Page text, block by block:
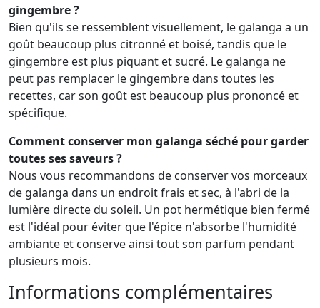
gingembre ?
Bien qu'ils se ressemblent visuellement, le galanga a un
goût beaucoup plus citronné et boisé, tandis que le
gingembre est plus piquant et sucré. Le galanga ne
peut pas remplacer le gingembre dans toutes les
recettes, car son goût est beaucoup plus prononcé et
spécifique.
Comment conserver mon galanga séché pour garder
toutes ses saveurs ?
Nous vous recommandons de conserver vos morceaux
de galanga dans un endroit frais et sec, à l'abri de la
lumière directe du soleil. Un pot hermétique bien fermé
est l'idéal pour éviter que l'épice n'absorbe l'humidité
ambiante et conserve ainsi tout son parfum pendant
plusieurs mois.
Informations complémentaires